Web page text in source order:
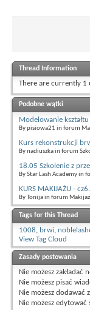
Thread Information
There are currently 1
Podobne wątki
Modelowanie
By pisiowa21 in forum
Kurs rekonstrukcji
By nadiuszka in forum
18.05 Szkolenie z
By Star Lash Academy in
KURS MAKIJAŻU -
By Tonija in forum Makijaż
Tags for this Thread
1008, brwi,
View Tag Cloud
Zasady postowania
Nie możesz zakładać
Nie możesz pisać
Nie możesz dodawać
Nie możesz edytować